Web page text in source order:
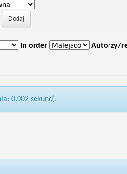
In order Autorzy/
0.002 sekund).